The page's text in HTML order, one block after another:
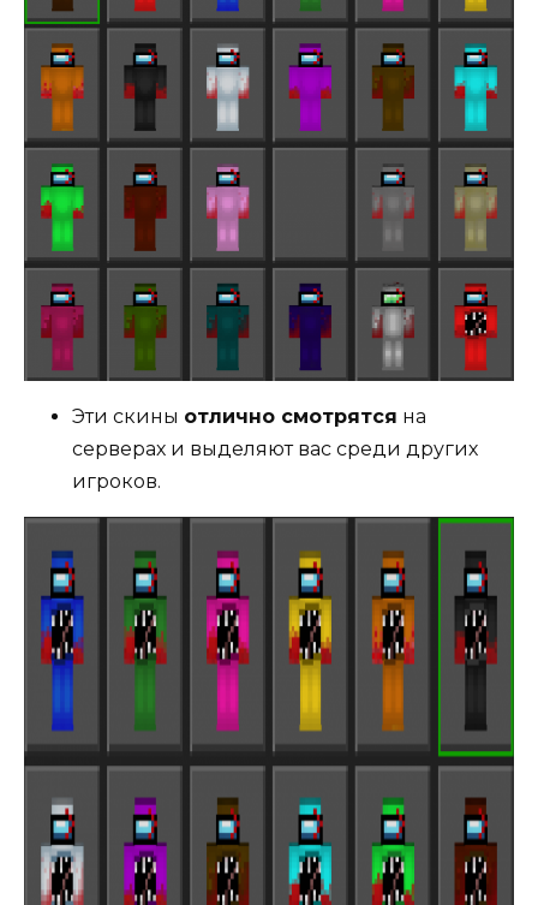
Эти скины отлично смотрятся на
серверах и выделяют вас среди других
игроков.